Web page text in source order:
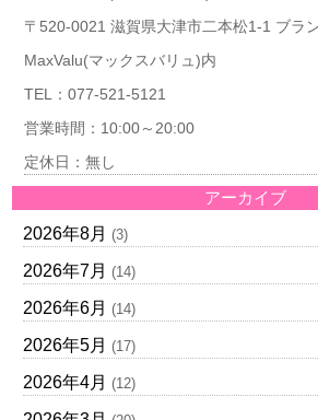
〒520-0021 滋賀県大津市二本松1-1 ブラ
MaxValu(マックスバリュ)内
TEL：077-521-5121
営業時間：10:00～20:00
定休日：無し
アーカイブ
2026年8月 (3)
2026年7月 (14)
2026年6月 (14)
2026年5月 (17)
2026年4月 (12)